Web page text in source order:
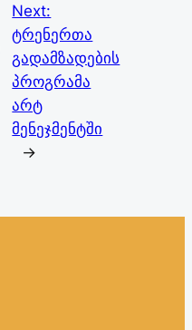
Next:
ტრენერთა
გადამზადების
პროგრამა
არტ
მენეჯმენტში
→